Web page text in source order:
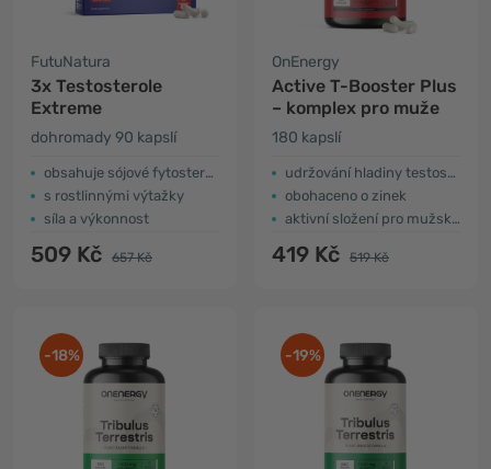
FutuNatura
3x Testosterole
Extreme
dohromady 90 kapslí
obsahuje sójové fytosteroly
s rostlinnými výtažky
síla a výkonnost
509 Kč 657 Kč
OnEnergy
Active T-Booster Plus
– komplex pro muže
180 kapslí
udržování hladiny testosteronu
obohaceno o zinek
aktivní složení pro mužskou sílu
419 Kč 519 Kč
-18% -19%